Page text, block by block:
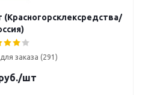
(Красногорсклексредства/
заказа (291)
/шт